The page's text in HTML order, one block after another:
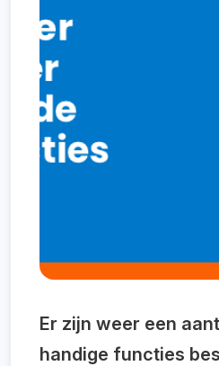
Er zijn weer een
handige functies